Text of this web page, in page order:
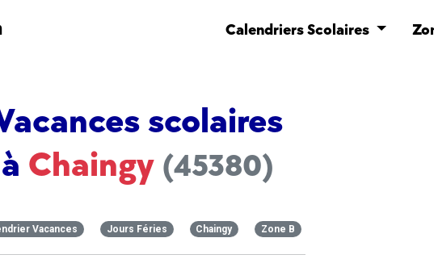
Calendriers Scolaires
scolaires
à Chaingy (45380)
Vacances Jours Féries Chaingy Zone B